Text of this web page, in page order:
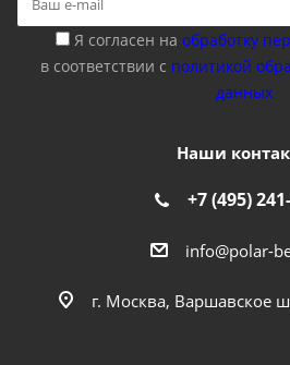
Я согласен на обработку
в соответствии с политикой
данных
Наши
+7 (495)
info@polar-
г. Москва, Варшавское